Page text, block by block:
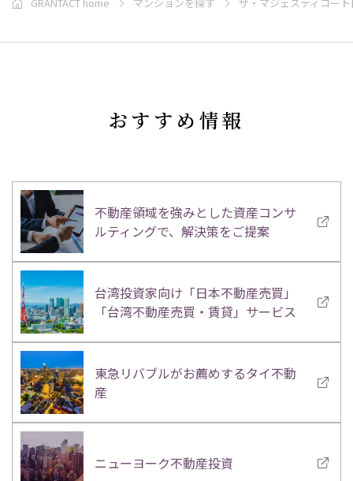
GRANTACT home マンションを探す ザ・マジェスティコー
おすすめ情報
不動産領域を強みとした資産コンサ
ルティングで、解決策をご提案
台湾投資家向け「日本不動産売買」
「台湾不動産売買・賃貸」サービス
東急リバブルがお薦めするタイ不動
産
ニューヨーク不動産投資